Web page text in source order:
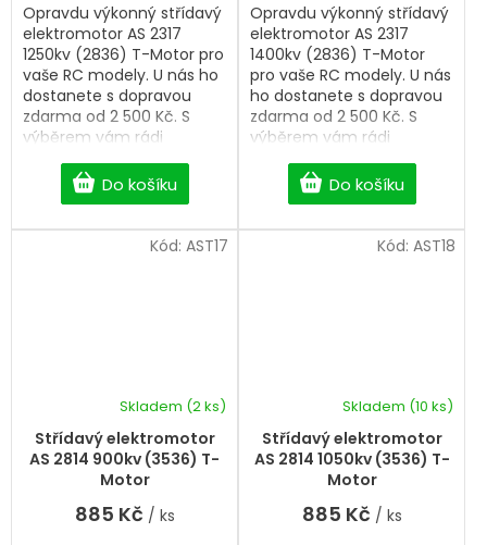
Do košíku
Opravdu výkonný střídavý
elektromotor AS 2317
1250kv (2836) T-Motor pro
vaše RC modely. U nás ho
dostanete s dopravou
zdarma od 2 500 Kč. S
výběrem vám rádi
Do košíku
Opravdu výkonný střídavý
elektromotor AS 2317
1400kv (2836) T-Motor
pro vaše RC modely. U nás
ho dostanete s dopravou
zdarma od 2 500 Kč. S
výběrem vám rádi
Střídavý elektromotor
AS 2814 900kv (3536) T-
Motor
Skladem (2 ks)
885 Kč / ks
Kód: AST17
Střídavý elektromotor
AS 2814 1050kv (3536) T-
Motor
hodnocení
produktu
Skladem (10 ks)
885 Kč / ks
Kód: AST18